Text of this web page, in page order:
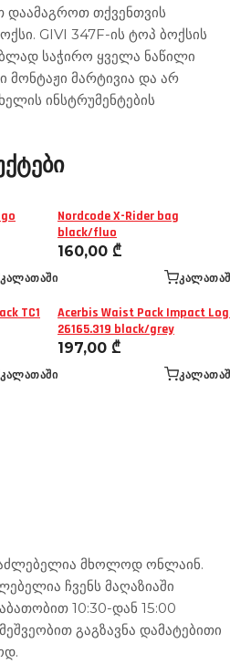
თქვენთვის
GIVI 347F-ის ტოპ ბოქსის
საჭირო ყველა ნაწილი
მონტაჟი მარტივია და არ
ინსტრუმენტების
ᲙᲐᲚᲐᲗᲐᲨᲘ
Nordcode X-Rider bag
black/fluo
160,00 ₾
TC1
ᲙᲐᲚᲐᲗᲐᲨᲘ
Acerbis Waist Pack Impact
26165.319 black/grey
197,00 ₾
მხოლოდ ონლაინ.
ჩვენს მაღაზიაში
10:30-დან 15:00
გაგზავნა დამატებითი